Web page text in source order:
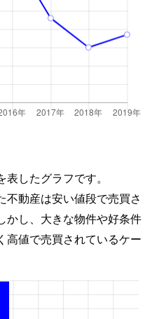
したグラフです。
動産は安い値段で売買さ
かし、大きな物件や好条件
高値で売買されているケー